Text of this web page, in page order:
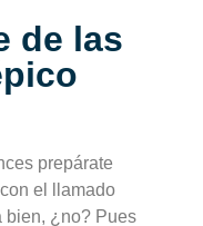
de las
prepárate
con el llamado
bien, ¿no? Pues